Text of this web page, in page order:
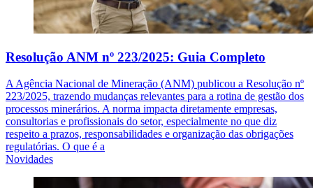
Resolução ANM nº 223/2025: Guia Completo
A Agência Nacional de Mineração (ANM) publicou a Resolução nº
223/2025, trazendo mudanças relevantes para a rotina de gestão dos
processos minerários. A norma impacta diretamente empresas,
consultorias e profissionais do setor, especialmente no que diz
respeito a prazos, responsabilidades e organização das obrigações
regulatórias. O que é a
Novidades